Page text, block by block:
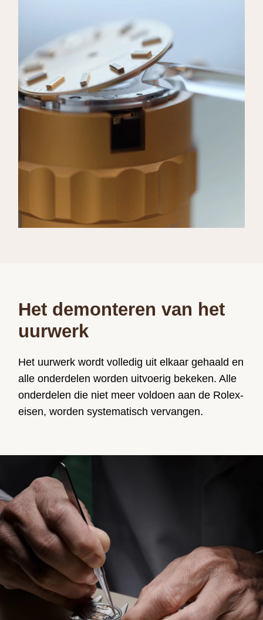
Het demonteren van het
uurwerk
Het uurwerk wordt volledig uit elkaar gehaald en
alle onderdelen worden uitvoerig bekeken. Alle
onderdelen die niet meer voldoen aan de Rolex-
eisen, worden systematisch vervangen.